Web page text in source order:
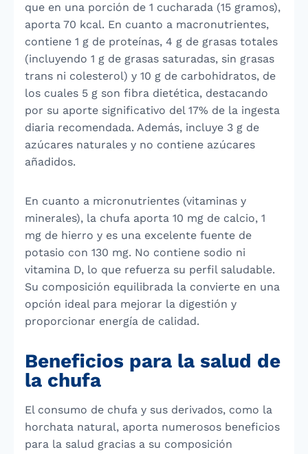
que en una porción de 1 cucharada (15 gramos),
aporta 70 kcal. En cuanto a macronutrientes,
contiene 1 g de proteínas, 4 g de grasas totales
(incluyendo 1 g de grasas saturadas, sin grasas
trans ni colesterol) y 10 g de carbohidratos, de
los cuales 5 g son fibra dietética, destacando
por su aporte significativo del 17% de la ingesta
diaria recomendada. Además, incluye 3 g de
azúcares naturales y no contiene azúcares
añadidos.
En cuanto a micronutrientes (vitaminas y
minerales), la chufa aporta 10 mg de calcio, 1
mg de hierro y es una excelente fuente de
potasio con 130 mg. No contiene sodio ni
vitamina D, lo que refuerza su perfil saludable.
Su composición equilibrada la convierte en una
opción ideal para mejorar la digestión y
proporcionar energía de calidad.
Beneficios para la salud de
la chufa
El consumo de chufa y sus derivados, como la
horchata natural, aporta numerosos beneficios
para la salud gracias a su composición